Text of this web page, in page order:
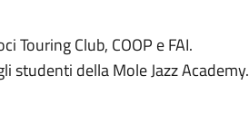
Touring Club, COOP e FAI.
studenti della Mole Jazz Academy.